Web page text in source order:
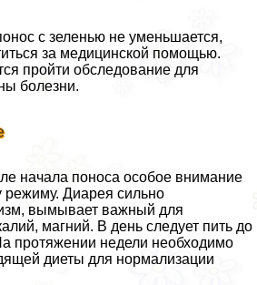
с зеленью не уменьшается,
за медицинской помощью.
пройти обследование для
болезни.
начала поноса особое внимание
режиму. Диарея сильно
вымывает важный для
магний. В день следует пить до
протяжении недели необходимо
диеты для нормализации